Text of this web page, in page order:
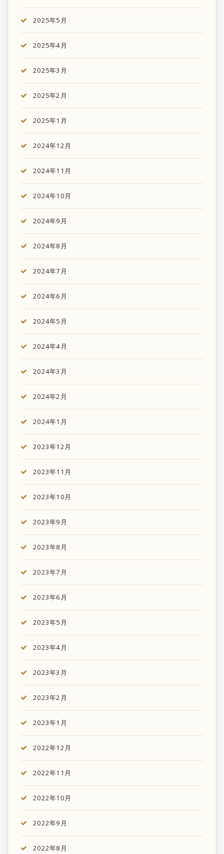
2025年5月
2025年4月
2025年3月
2025年2月
2025年1月
2024年12月
2024年11月
2024年10月
2024年9月
2024年8月
2024年7月
2024年6月
2024年5月
2024年4月
2024年3月
2024年2月
2024年1月
2023年12月
2023年11月
2023年10月
2023年9月
2023年8月
2023年7月
2023年6月
2023年5月
2023年4月
2023年3月
2023年2月
2023年1月
2022年12月
2022年11月
2022年10月
2022年9月
2022年8月